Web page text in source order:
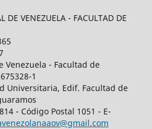
DE VENEZUELA - FACULTAD DE
Venezuela - Facultad de
1
Universitaria, Edif. Facultad de
- Código Postal 1051 - E-